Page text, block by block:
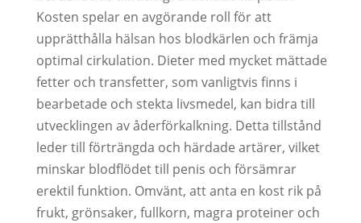
Kosten spelar en avgörande roll för att
upprätthålla hälsan hos blodkärlen och främja
optimal cirkulation. Dieter med mycket mättade
fetter och transfetter, som vanligtvis finns i
bearbetade och stekta livsmedel, kan bidra till
utvecklingen av åderförkalkning. Detta tillstånd
leder till förträngda och härdade artärer, vilket
minskar blodflödet till penis och försämrar
erektil funktion. Omvänt, att anta en kost rik på
frukt, grönsaker, fullkorn, magra proteiner och